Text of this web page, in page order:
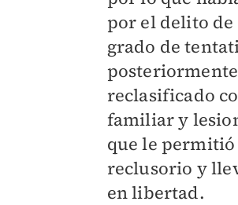
por el delito
grado de
reclasificado
familiar y
que le
reclusorio y
en libertad.